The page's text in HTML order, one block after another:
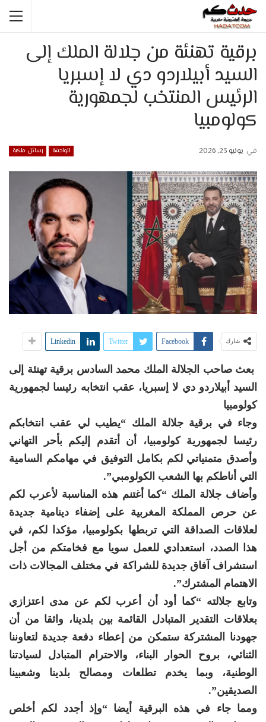
برقية تهنئة من جلالة الملك إلى
السيد أبيلاردو دي لا إسبريا
الرئيس المنتخب لجمهورية
كولومبيا
الواجهة رسائل ملكية في يونيو 23, 2026
شارك Facebook
Twitter
Linkedin
بعث صاحب الجلالة الملك محمد السادس برقية تهنئة إلى
السيد أبيلاردو دي لا إسبريا، عقب انتخابه رئيسا لجمهورية
كولومبيا
وجاء في برقية جلالة الملك “يطيب لي عقب انتخابكم
رئيسا لجمهورية كولومبيا، أن أتقدم إليكم بأحر التهاني
وأصدق متمنياتي لكم بكامل التوفيق في مهامكم السامية
التي أناطكم بها الشعب الكولومبي”.
وأضاف جلالة الملك “كما أغتنم هذه المناسبة لأعرب لكم
عن حرص المملكة المغربية على إضفاء دينامية جديدة
لعلاقات الصداقة التي تربطها بكولومبيا، مؤكدا لكم، في
هذا الصدد، استعدادي للعمل سويا مع فخامتكم من أجل
استشراف آفاق جديدة للشراكة في مختلف المجالات ذات
الاهتمام المشترك”.
وتابع جلالته “كما أود أن أعرب لكم عن مدى اعتزازي
بعلاقات التقدير المتبادل القائمة بين بلدينا، واثقا من أن
جهودنا المشتركة ستمكن من إعطاء دفعة جديدة لتعاوننا
الثنائي، بروح الحوار البناء، والاحترام المتبادل لسيادتنا
الوطنية، وبما يخدم تطلعات ومصالح بلدينا وشعبينا
الصديقين”.
ومما جاء في هذه البرقية أيضا “وإذ أجدد لكم أخلص